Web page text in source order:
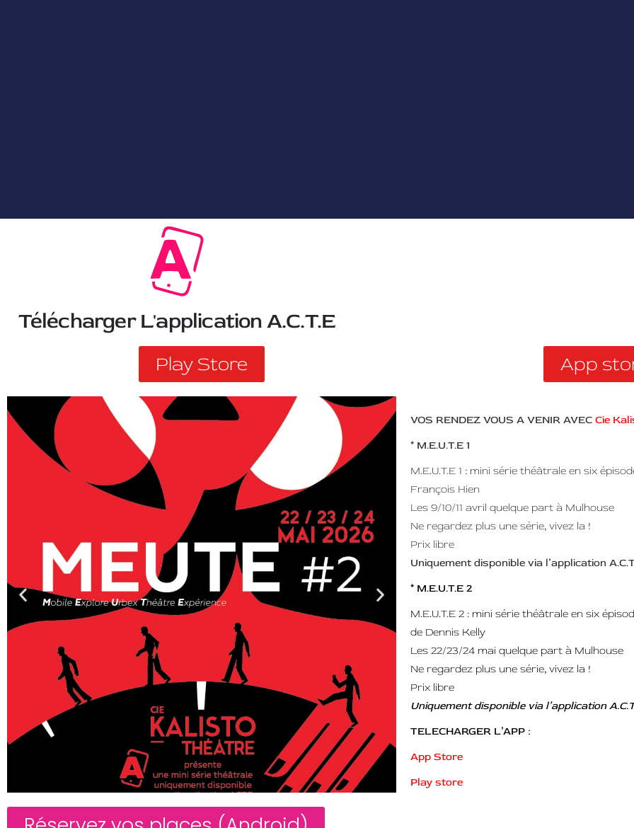
Télécharger L'application A.C.T.E
Play Store App
VOS RENDEZ VOUS A VENIR AVEC Cie
* M.E.U.T.E 1
M.E.U.T.E 1 : mini série théâtrale en six
François Hien
Les 9/10/11 avril quelque part à Mulhouse
Ne regardez plus une série, vivez la !
Prix libre
Uniquement disponible via l’application
* M.E.U.T.E 2
M.E.U.T.E 2 : mini série théâtrale en six
de Dennis Kelly
Les 22/23/24 mai quelque part à Mulhouse
Ne regardez plus une série, vivez la !
Prix libre
Uniquement disponible via l’application
TELECHARGER L’APP :
App Store
Play store